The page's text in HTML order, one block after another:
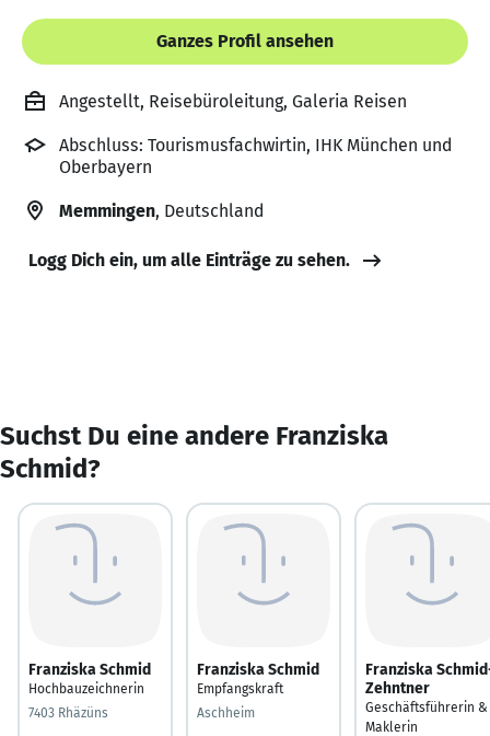
Ganzes Profil ansehen
Angestellt, Reisebüroleitung, Galeria Reisen
Abschluss: Tourismusfachwirtin, IHK München und
Oberbayern
Memmingen, Deutschland
Logg Dich ein, um alle Einträge zu sehen.
Suchst Du eine andere Franziska
Schmid?
Franziska Schmid
Hochbauzeichnerin
7403 Rhäzüns
Franziska Schmid
Empfangskraft
Aschheim
Franziska
Zehntner
Geschäftsführerin &
Maklerin